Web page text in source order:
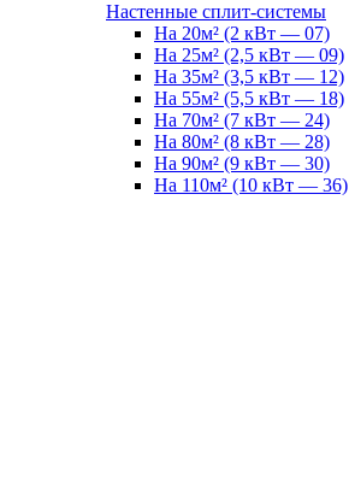
Настенные сплит-системы
На 20м² (2 кВт — 07)
На 25м² (2,5 кВт — 09)
На 35м² (3,5 кВт — 12)
На 55м² (5,5 кВт — 18)
На 70м² (7 кВт — 24)
На 80м² (8 кВт — 28)
На 90м² (9 кВт — 30)
На 110м² (10 кВт — 36)